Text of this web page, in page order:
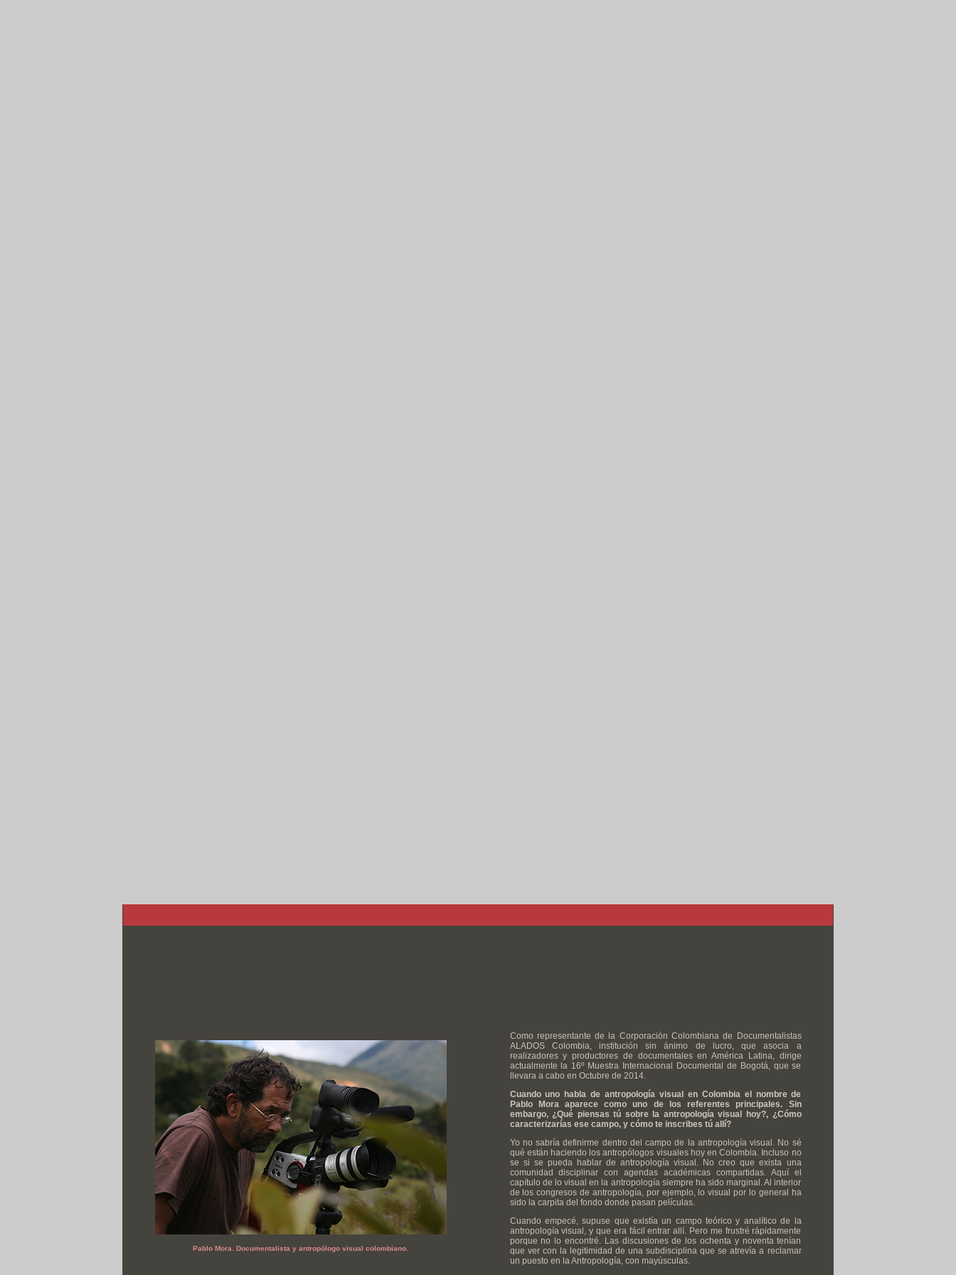
Pablo Mora. Documentalista y antropólogo visual colombiano.
Como representante de la Corporación Colombiana de Documentalistas
ALADOS Colombia, institución sin ánimo de lucro, que asocia a
realizadores y productores de documentales en América Latina, dirige
actualmente la 16º Muestra Internacional Documental de Bogotá, que se
llevara a cabo en Octubre de 2014.
Cuando uno habla de antropología visual en Colombia el nombre de
Pablo Mora aparece como uno de los referentes principales. Sin
embargo, ¿Qué piensas tú sobre la antropología visual hoy?, ¿Cómo
caracterizarías ese campo, y cómo te inscribes tú allí?
Yo no sabría definirme dentro del campo de la antropología visual. No sé
qué están haciendo los antropólogos visuales hoy en Colombia. Incluso no
se si se pueda hablar de antropología visual. No creo que exista una
comunidad disciplinar con agendas académicas compartidas. Aquí el
capítulo de lo visual en la antropología siempre ha sido marginal. Al interior
de los congresos de antropología, por ejemplo, lo visual por lo general ha
sido la carpita del fondo donde pasan películas.
Cuando empecé, supuse que existía un campo teórico y analítico de la
antropología visual, y que era fácil entrar allí. Pero me frustré rápidamente
porque no lo encontré. Las discusiones de los ochenta y noventa tenían
que ver con la legitimidad de una subdisciplina que se atrevía a reclamar
un puesto en la Antropología, con mayúsculas.